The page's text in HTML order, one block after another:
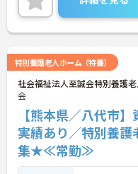
特別養護老人ホーム（特養）
社会福祉法人至誠会特別養護
会
【熊本県／八代市
実績あり／特別養
集★≪常勤≫